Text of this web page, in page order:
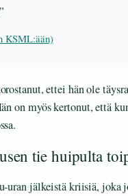
KSML:ään)
ettei hän ole
on myös kertonut, että
tie huipulta
uran jälkeistä kriisiä, joka